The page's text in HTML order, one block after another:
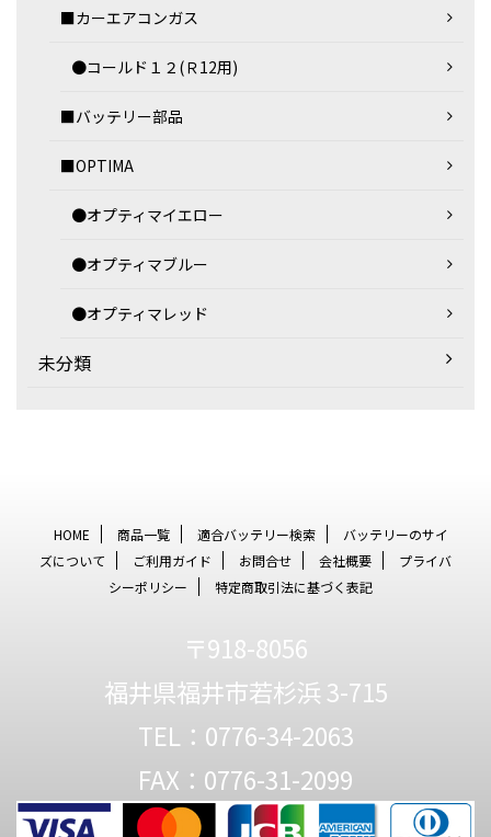
■カーエアコンガス
●コールド１２(Ｒ12用)
■バッテリー部品
■OPTIMA
●オプティマイエロー
●オプティマブルー
●オプティマレッド
未分類
HOME 商品一覧 適合バッテリー検索
バッテリーのサイ
ズについて
ご利用ガイド お問合せ 会社概要
プライバ
シーポリシー
特定商取引法に基づく表記
〒918-8056
福井県福井市若杉浜 3-715
TEL：0776-34-2063
FAX：0776-31-2099